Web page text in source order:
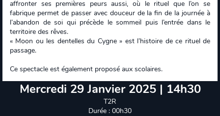
affronter ses premières peurs aussi, où le rituel que l’on se
fabrique permet de passer avec douceur de la fin de la journée à
l’abandon de soi qui précède le sommeil puis l’entrée dans le
territoire des rêves.
« Moon ou les dentelles du Cygne » est l’histoire de ce rituel de
passage.
Ce spectacle est également proposé aux scolaires.
Mercredi 29 Janvier 2025 | 14h30
T2R
Durée : 00h30